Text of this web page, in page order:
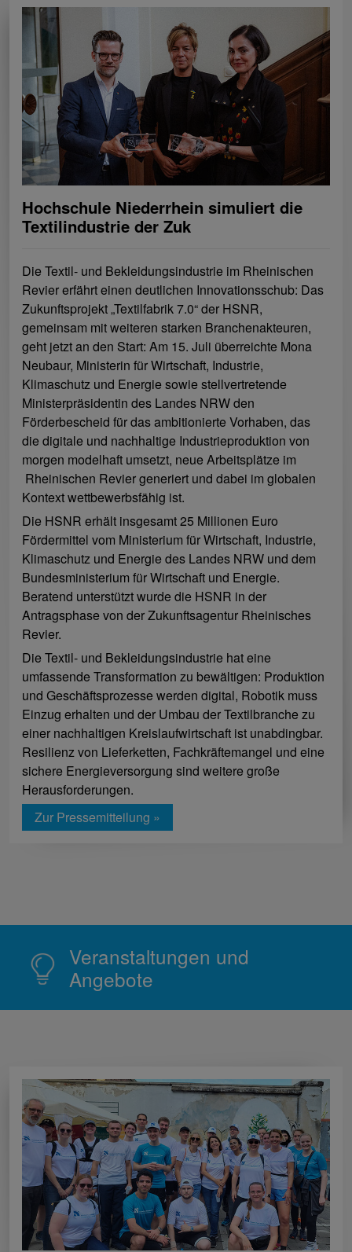
Hochschule Niederrhein simuliert die
Textilindustrie der Zuk
Die Textil- und Bekleidungsindustrie im Rheinischen
Revier erfährt einen deutlichen Innovationsschub: Das
Zukunftsprojekt „Textilfabrik 7.0“ der HSNR,
gemeinsam mit weiteren starken Branchenakteuren,
geht jetzt an den Start: Am 15. Juli überreichte Mona
Neubaur, Ministerin für Wirtschaft, Industrie,
Klimaschutz und Energie sowie stellvertretende
Ministerpräsidentin des Landes NRW den
Förderbescheid für das ambitionierte Vorhaben, das
die digitale und nachhaltige Industrieproduktion von
morgen modelhaft umsetzt, neue Arbeitsplätze im
Rheinischen Revier generiert und dabei im globalen
Kontext wettbewerbsfähig ist.
Die HSNR erhält insgesamt 25 Millionen Euro
Fördermittel vom Ministerium für Wirtschaft, Industrie,
Klimaschutz und Energie des Landes NRW und dem
Bundesministerium für Wirtschaft und Energie.
Beratend unterstützt wurde die HSNR in der
Antragsphase von der Zukunftsagentur Rheinisches
Revier.
Die Textil- und Bekleidungsindustrie hat eine
umfassende Transformation zu bewältigen: Produktion
und Geschäftsprozesse werden digital, Robotik muss
Einzug erhalten und der Umbau der Textilbranche zu
einer nachhaltigen Kreislaufwirtschaft ist unabdingbar.
Resilienz von Lieferketten, Fachkräftemangel und eine
sichere Energieversorgung sind weitere große
Herausforderungen.
Zur Pressemitteilung »
Veranstaltungen und
Angebote